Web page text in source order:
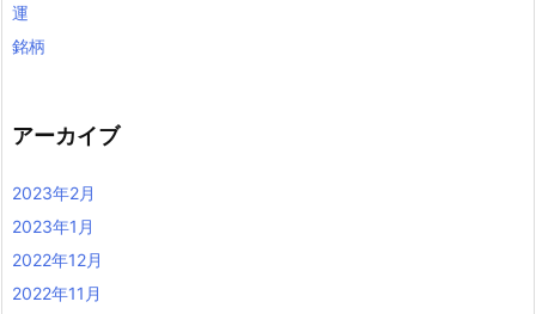
運
銘柄
アーカイブ
2023年2月
2023年1月
2022年12月
2022年11月